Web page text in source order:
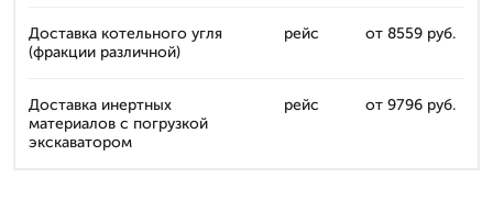
Доставка котельного угля
(фракции различной)
рейс от 8559 руб.
Доставка инертных
материалов с погрузкой
экскаватором
рейс от 9796 руб.